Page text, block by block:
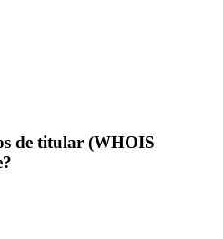
de titular (WHOIS